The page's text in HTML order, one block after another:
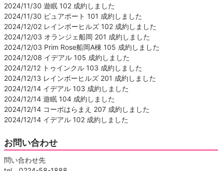
2024/11/30 遊眠 102 成約しました
2024/11/30 ピュアポート 101 成約しました
2024/12/02 レインボーヒルズ 102 成約しました
2024/12/03 オランジェ船岡 201 成約しました
2024/12/03 Prim Rose船岡A棟 105 成約しました
2024/12/08 イデアル 105 成約しました
2024/12/12 トゥインクル 103 成約しました
2024/12/13 レインボーヒルズ 201 成約しました
2024/12/14 イデアル 103 成約しました
2024/12/14 遊眠 104 成約しました
2024/12/14 コーポはらまえ 207 成約しました
2024/12/14 イデアル 102 成約しました
お問い合わせ
問い合わせ先